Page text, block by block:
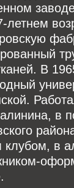
летнем
В
в
в